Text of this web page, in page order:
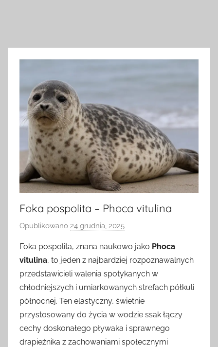
Foka pospolita – Phoca vitulina
Opublikowano 24 grudnia, 2025
z
e
z
Foka pospolita, znana naukowo jako Phoca
vitulina, to jeden z najbardziej rozpoznawalnych
przedstawicieli walenia spotykanych w
chłodniejszych i umiarkowanych strefach półkuli
północnej. Ten elastyczny, świetnie
przystosowany do życia w wodzie ssak łączy
cechy doskonałego pływaka i sprawnego
drapieżnika z zachowaniami społecznymi